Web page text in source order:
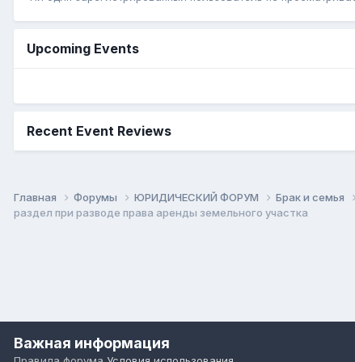
Upcoming Events
Recent Event Reviews
Главная Форумы ЮРИДИЧЕСКИЙ ФОРУМ Брак и семья
раздел при разводе права аренды земельного участка
Важная информация